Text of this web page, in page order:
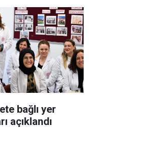
bağlı yer
açıklandı